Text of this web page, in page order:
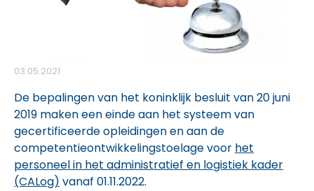
03.05.2021
De bepalingen van het koninklijk besluit van 20 juni
2019 maken een einde aan het systeem van
gecertificeerde opleidingen en aan de
competentieontwikkelingstoelage voor het
personeel in het administratief en logistiek kader
(CALog) vanaf 01.11.2022.